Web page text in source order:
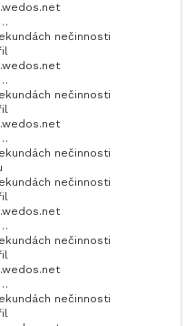
nečinnosti
nečinnosti
nečinnosti
nečinnosti
nečinnosti
nečinnosti